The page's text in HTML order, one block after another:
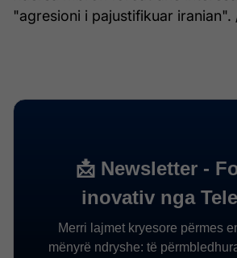
"agresioni i pajustifikuar iranian".